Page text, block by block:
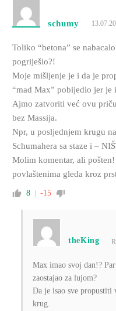
schumy
Toliko “betona” se
pogriješio?!
Moje mišljenje je i da je
“mad Max” pobijedio jer je
Ajmo zatvoriti već ovu
bez Massija.
Npr, u posljednjem krugu
Schumahera sa staze i –
Molim komentar, ali
povlaštenima gleda kroz
8 -15
theKing
Max imao svoj dan!?
zaostajao za lujom?
Da je isao sve propustiti
krug.